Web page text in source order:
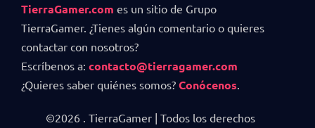
TierraGamer.com es un sitio de Grupo
TierraGamer. ¿Tienes algún comentario o quieres
contactar con nosotros?
Escríbenos a: contacto@tierragamer.com
¿Quieres saber quiénes somos? Conócenos
©2026 . TierraGamer | Todos los derechos